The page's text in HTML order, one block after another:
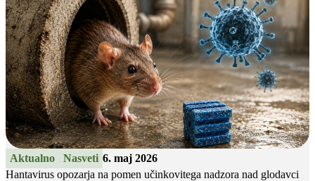
Aktualno Nasveti 6. maj 2026
Hantavirus opozarja na pomen učinkovitega nadzora nad glodavci